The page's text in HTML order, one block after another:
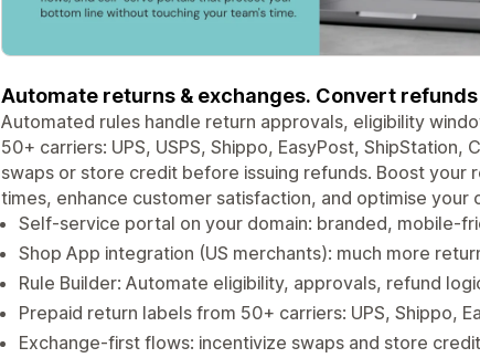
Automate returns & exchanges. Convert
Automated rules handle return approvals, eligibility
50+ carriers: UPS, USPS, Shippo, EasyPost,
swaps or store credit before issuing refunds. Boost
times, enhance customer satisfaction, and optimise your
Self-service portal on your domain: branded, mobile-
Shop App integration (US merchants): much more
Rule Builder: Automate eligibility, approvals, refund
Prepaid return labels from 50+ carriers: UPS, Shippo,
Exchange-first flows: incentivize swaps and store